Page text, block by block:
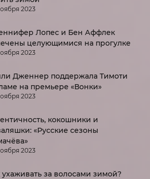
2023
Лопес и Бен Аффлек
целующимися на прогулке
2023
Дженнер поддержала Тимоти
на премьере «Вонки»
2023
кокошники и
«Русские сезоны
2023
ухаживать за волосами зимой?